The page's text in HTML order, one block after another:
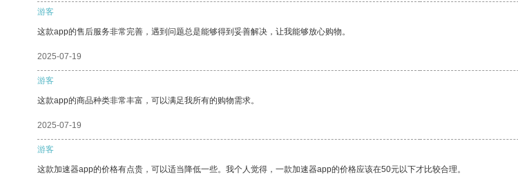
游客
这款app的售后服务非常完善，遇到问题总是能够得到妥善解决，让我能够放心购物。
2025-07-19
游客
这款app的商品种类非常丰富，可以满足我所有的购物需求。
2025-07-19
游客
这款加速器app的价格有点贵，可以适当降低一些。我个人觉得，一款加速器app的价格应该在50元以下才比较合理。